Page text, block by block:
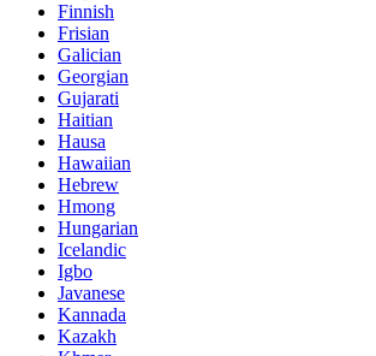
Finnish
Frisian
Galician
Georgian
Gujarati
Haitian
Hausa
Hawaiian
Hebrew
Hmong
Hungarian
Icelandic
Igbo
Javanese
Kannada
Kazakh